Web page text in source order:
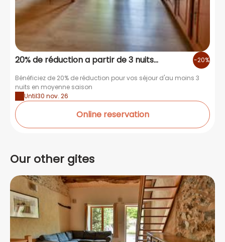
20% de réduction a partir de 3 nuits
-20%
Bénéficiez de 20% de réduction pour vos séjour d'au moins 3
nuits en moyenne saison
Until30 nov. 26
Online reservation
Our other gites